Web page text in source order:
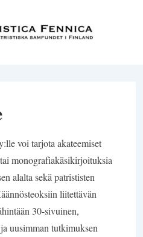
voi tarjota akateemiset
monografiakäsikirjoituksia
alalta sekä patrististen
liitettävän
30-sivuinen,
uusimman tutkimuksen